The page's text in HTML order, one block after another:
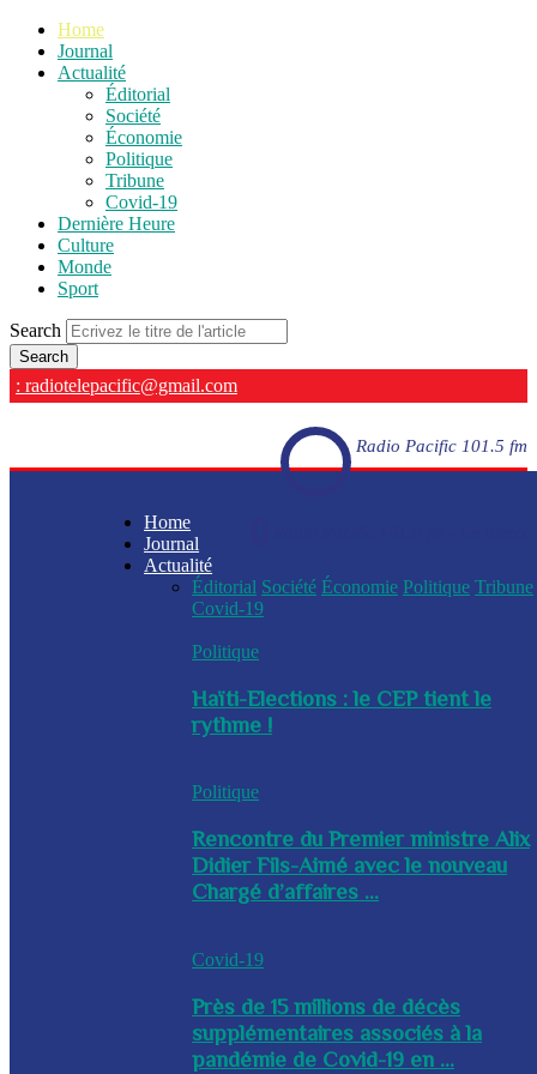
Home
Journal
Actualité
Éditorial
Société
Économie
Politique
Tribune
Covid-19
Dernière Heure
Culture
Monde
Sport
Search
: radiotelepacific@gmail.com
Radio Pacific 101.5 fm
Home
Journal
Actualité
Éditorial Société Économie Politique Tribune
Covid-19
Politique
Haïti-Elections : le CEP tient le
rythme !
Politique
Rencontre du Premier ministre Alix
Didier Fils-Aimé avec le nouveau
Chargé d’affaires ...
Covid-19
Près de 15 millions de décès
supplémentaires associés à la
pandémie de Covid-19 en ...